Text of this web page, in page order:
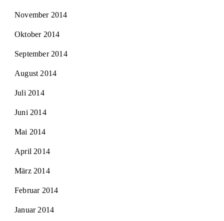
November 2014
Oktober 2014
September 2014
August 2014
Juli 2014
Juni 2014
Mai 2014
April 2014
März 2014
Februar 2014
Januar 2014